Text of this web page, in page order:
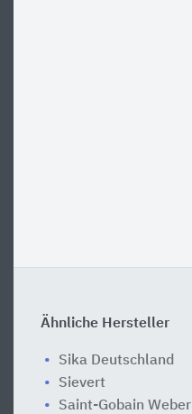
Ähnliche Hersteller
Sika Deutschland
Sievert
Saint-Gobain Weber